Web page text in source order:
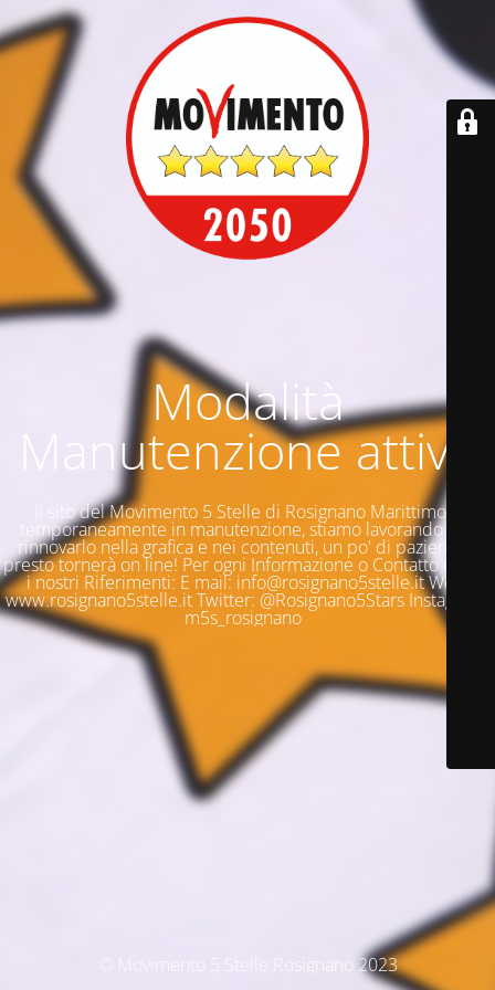
Modalità
Manutenzione attiva
Il sito del Movimento 5 Stelle di Rosignano Marittimo è
temporaneamente in manutenzione, stiamo lavorando per
rinnovarlo nella grafica e nei contenuti, un po' di pazienza e
presto tornerà on line! Per ogni Informazione o Contatto questi
i nostri Riferimenti: E mail: info@rosignano5stelle.it Web:
www.rosignano5stelle.it Twitter: @Rosignano5Stars Instagram:
m5s_rosignano
© Movimento 5 Stelle Rosignano 2023